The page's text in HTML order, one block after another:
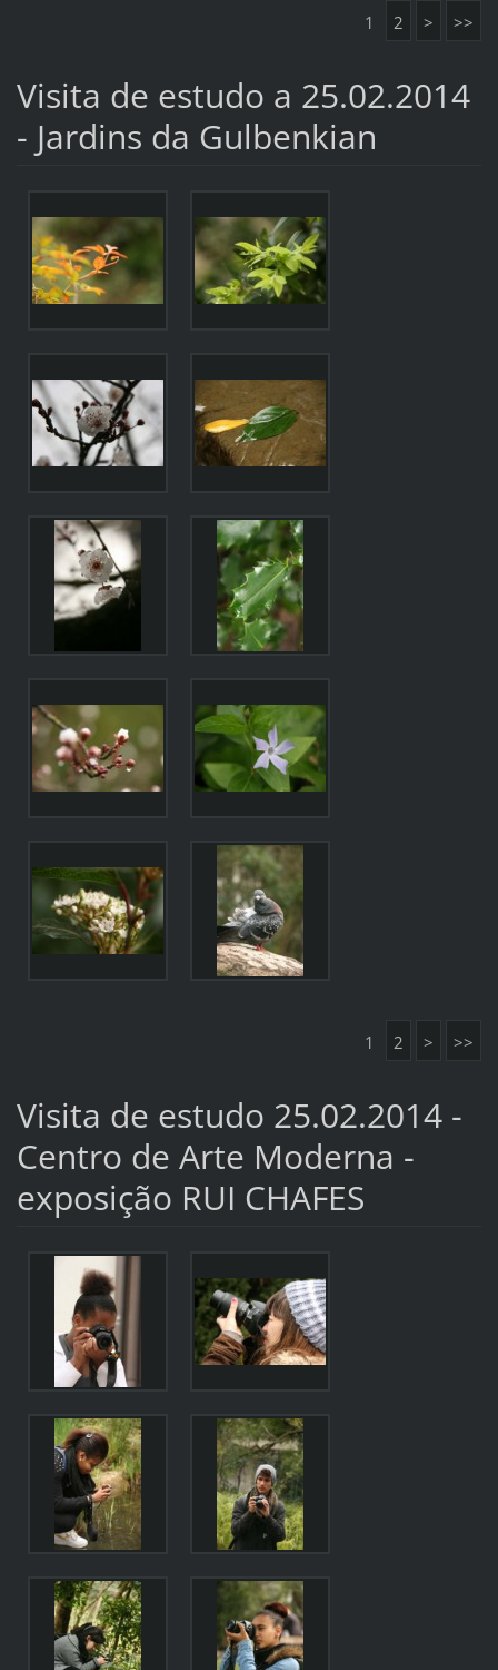
1 2 > >>
Visita de estudo a 25.02.2014
- Jardins da Gulbenkian
1 2 > >>
Visita de estudo 25.02.2014 -
Centro de Arte Moderna -
exposição RUI CHAFES